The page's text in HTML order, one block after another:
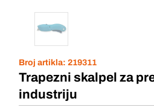
Broj artikla: 219311
Trapezni skalpel za
industriju